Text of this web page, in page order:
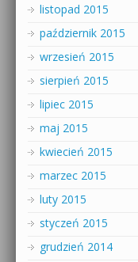
listopad 2015
październik 2015
wrzesień 2015
sierpień 2015
lipiec 2015
maj 2015
kwiecień 2015
marzec 2015
luty 2015
styczeń 2015
grudzień 2014